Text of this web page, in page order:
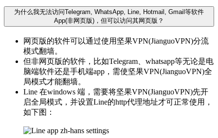
为什么我无法访问Telegram, WhatsApp, Line, Hotmail, Gmail等软件
App(非网页版)，但可以访问其网页版？
网页版的软件可以通过使用坚果VPN(JianguoVPN)分流
模式翻墙。
但非网页版的软件，比如Telegram、whatsapp等无论是电
脑端软件还是手机端app，需使坚果VPN(JianguoVPN)全
局模式才能翻墙。
Line 在windows 端，需要将坚果VPN(JianguoVPN)先开
启全局模式，并设置Line的http代理地址才可正常使用，
如下图：